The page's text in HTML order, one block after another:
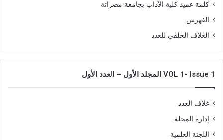
كلمة عميد كلية الآداب بجامعة مصراتة
الفهرس
الغلاف الخلفي للعدد
VOL 1- Issue 1 المجلد الأول – العدد الأول
غلاف العدد
إدارة المجلة
اللجنة العلمية